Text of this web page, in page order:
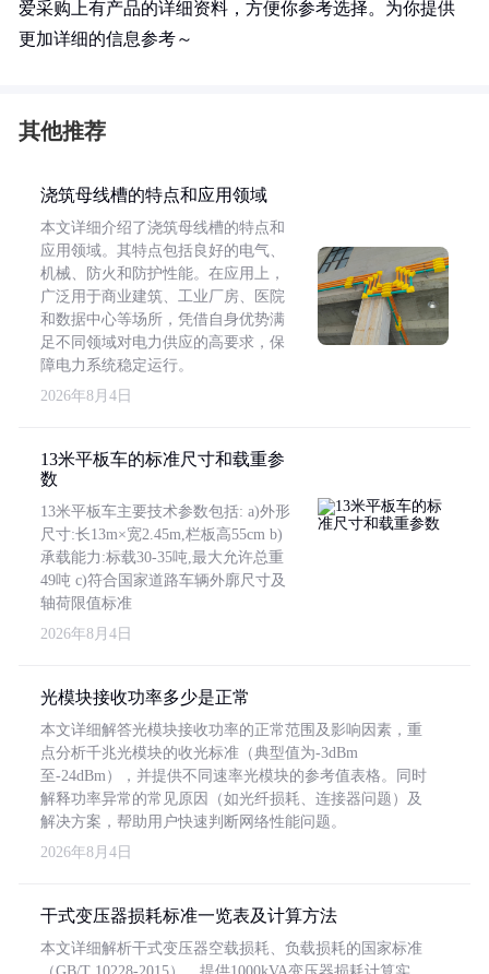
爱采购上有产品的详细资料，方便你参考选择。为你提供
更加详细的信息参考～
其他推荐
浇筑母线槽的特点和应用领域
本文详细介绍了浇筑母线槽的特点和
应用领域。其特点包括良好的电气、
机械、防火和防护性能。在应用上，
广泛用于商业建筑、工业厂房、医院
和数据中心等场所，凭借自身优势满
足不同领域对电力供应的高要求，保
障电力系统稳定运行。
2026年8月4日
13米平板车的标准尺寸和载重参
数
13米平板车主要技术参数包括: a)外形
尺寸:长13m×宽2.45m,栏板高55cm b)
承载能力:标载30-35吨,最大允许总重
49吨 c)符合国家道路车辆外廓尺寸及
轴荷限值标准
2026年8月4日
光模块接收功率多少是正常
本文详细解答光模块接收功率的正常范围及影响因素，重
点分析千兆光模块的收光标准（典型值为-3dBm
至-24dBm），并提供不同速率光模块的参考值表格。同时
解释功率异常的常见原因（如光纤损耗、连接器问题）及
解决方案，帮助用户快速判断网络性能问题。
2026年8月4日
干式变压器损耗标准一览表及计算方法
本文详细解析干式变压器空载损耗、负载损耗的国家标准